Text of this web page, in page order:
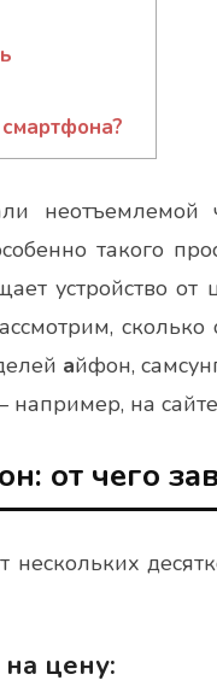
такого
устройство от
сколько
айфон,
например, на сайте
от чего
цену: